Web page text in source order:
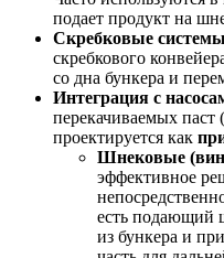
подает продукт на
Скребковые
скребкового
со дна бункера и
Интеграция с
перекачиваемых
проектируется как
Шнековые
эффективное
есть подающий
из бункера и